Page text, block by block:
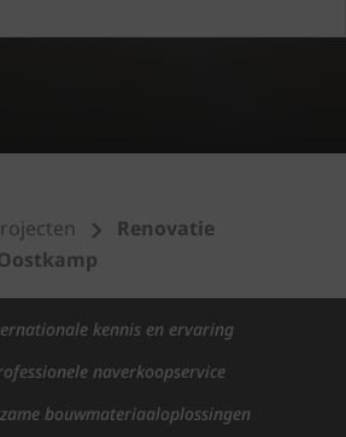
Renovatie
kennis en ervaring
naverkoopservice
bouwmateriaaloplossingen